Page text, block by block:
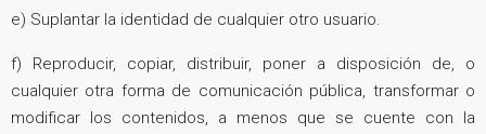
e) Suplantar la identidad de cualquier otro usuario.
f) Reproducir, copiar, distribuir, poner a disposición de, o
cualquier otra forma de comunicación pública, transformar o
modificar los contenidos, a menos que se cuente con la